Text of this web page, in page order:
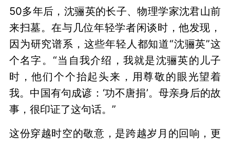
50多年后，沈骊英的长子、物理学家沈君山前
来扫墓。在与几位年轻学者闲谈时，他发现，
因为研究谱系，这些年轻人都知道“沈骊英”这
个名字。“当自我介绍，我就是沈骊英的儿子
时，他们个个抬起头来，用尊敬的眼光望着
我。中国有句成谚：‘功不唐捐’。母亲身后的故
事，很印证了这句话。”
这份穿越时空的敬意，是跨越岁月的回响，更